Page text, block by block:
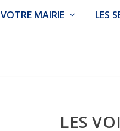
VOTRE MAIRIE LES
LES